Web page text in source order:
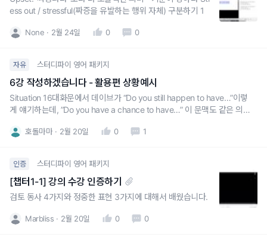
ess out / stressful(짜증을 유발하는 행위 자체) 구분하기 1
None 2월 24일 0 0
자유 스터디파이 영어 패키지
6강 작성하겠습니다 - 활용편 상황예시
Situation 16대화문에서 데이브가 “Do you still happen to have…”이렇
게 얘기하는데, ”Do you have a chance to have…” 이 문맥도 같은 의미
호돌마마 2월 20일 0 1
인증 스터디파이 영어 패키지
[챕터1-1] 강의 수강 인증하기
검토 동사 4가지와 정중한 표현 3가지에 대해서 배웠습니다.
Marbliss 2월 20일 0 0